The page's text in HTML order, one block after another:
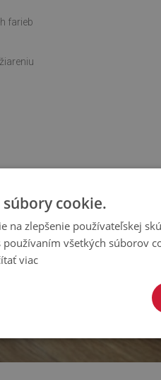
farieb
cookie.
na zlepšenie používateľskej
všetkých súborov
viac